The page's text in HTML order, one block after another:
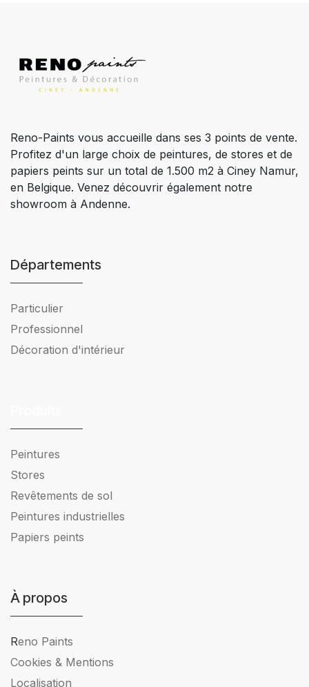
Reno-Paints vous accueille dans ses 3 points de vente.
Profitez d'un large choix de peintures, de stores et de
papiers peints sur un total de 1.500 m2 à Ciney Namur,
en Belgique. Venez découvrir également notre
showroom à Andenne.
Départements
Particulier
Professionnel
Décoration d'intérieur
Peintures
Stores
Revêtements de sol
Peintures industrielles
Papiers peints
À propos
Reno Paints
Cookies & Mentions
Localisation